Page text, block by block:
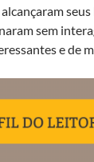
sem
e de